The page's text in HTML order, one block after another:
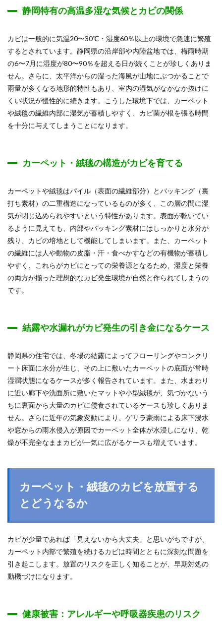
静岡特有の高温多湿な気候とカビの関係
カビは一般的に気温20〜30℃・湿度60％以上の環境で急速に繁殖
するとされています。静岡県の沿岸部や内陸盆地では、梅雨時期
の6〜7月に湿度が80〜90％を超える日が続くことが珍しくありま
せん。さらに、太平洋からの湿った海風が山地にぶつかることで
雨量が多くなる地形的特性もあり、室内の湿気がなかなか抜けに
くい状況が慢性的に続きます。こうした環境下では、カーペット
や絨毯の繊維内部に湿気が蓄積しやすく、カビ菌が根を張る時間
を十分に与えてしまうことになります。
カーペット・絨毯の構造がカビを育てる
カーペットや絨毯はパイル（表面の繊維部分）とバッキング（裏
打ち素材）の二重構造になっているものが多く、この層の間に湿
気が閉じ込められやすいという特性があります。表面が乾いてい
るように見えても、内部やバッキング素材にはしっかりと水分が
残り、カビの培地として機能してしまいます。また、カーペット
の繊維には人や動物の皮脂・汗・食べかすなどの有機物が蓄積し
やすく、これらがカビにとっての栄養源となるため、湿度と栄養
の両方が揃った理想的なカビ発生環境が自然と作られてしまうの
です。
結露や水漏れがカビ発生の引き金になるケース
静岡県の住宅では、冬場の結露によってフローリングやコンクリ
ート床面に水分が生じ、その上に敷いたカーペットの底面が常時
湿潤状態になるケースが多く報告されています。また、水まわり
に近い廊下や洗面所に敷いたマットや小型絨毯が、気づかないう
ちに裏面から大量のカビに侵食されているケースも珍しくありま
せん。さらに近年の気象変動により、ゲリラ豪雨による床下浸水
や窓からの雨水侵入が原因でカーペット全体が水浸しになり、乾
燥が不完全なままカビが一気に広がるケースも増えています。
カーペット・絨毯のカビを放置する
とどうなるか
カビが少量であれば「見えないから大丈夫」と思いがちですが、
カーペット内部で繁殖を続けるカビは時間とともに深刻な問題を
引き起こします。放置のリスクを正しく知ることが、早期対処の
動機づけになります。
健康被害：アレルギーや呼吸器疾患のリスク